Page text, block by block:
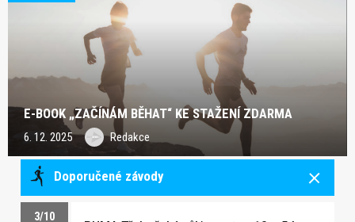
E-BOOK „ZAČÍNÁM BĚHAT“ KE STAŽENÍ ZDARMA
6. 12. 2025 Redakce
Doporučené závody
3/10